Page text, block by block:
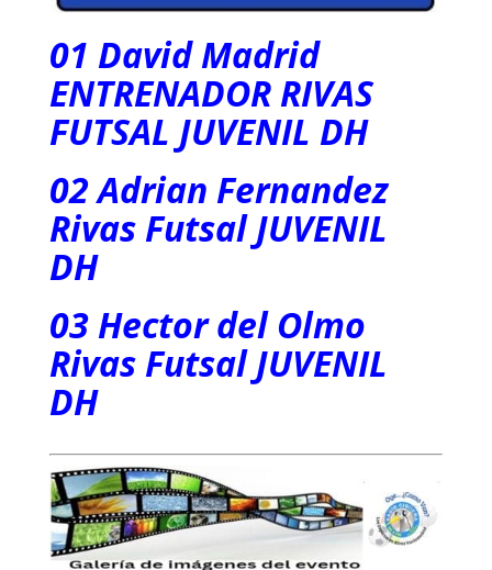
01 David Madrid
ENTRENADOR RIVAS
FUTSAL JUVENIL DH
02 Adrian Fernandez
Rivas Futsal JUVENIL
DH
03 Hector del Olmo
Rivas Futsal JUVENIL
DH